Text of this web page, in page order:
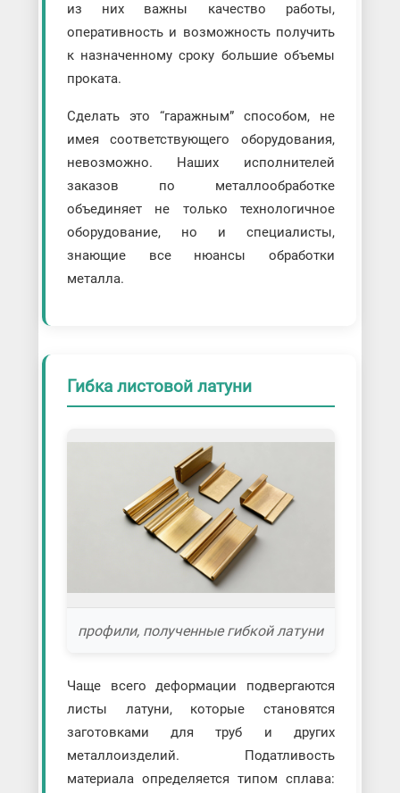
из них важны качество работы,
оперативность и возможность получить
к назначенному сроку большие объемы
проката.
Сделать это “гаражным” способом, не
имея соответствующего оборудования,
невозможно. Наших исполнителей
заказов по металлообработке
объединяет не только технологичное
оборудование, но и специалисты,
знающие все нюансы обработки
металла.
Гибка листовой латуни
профили, полученные гибкой латуни
Чаще всего деформации подвергаются
листы латуни, которые становятся
заготовками для труб и других
металлоизделий. Податливость
материала определяется типом сплава: